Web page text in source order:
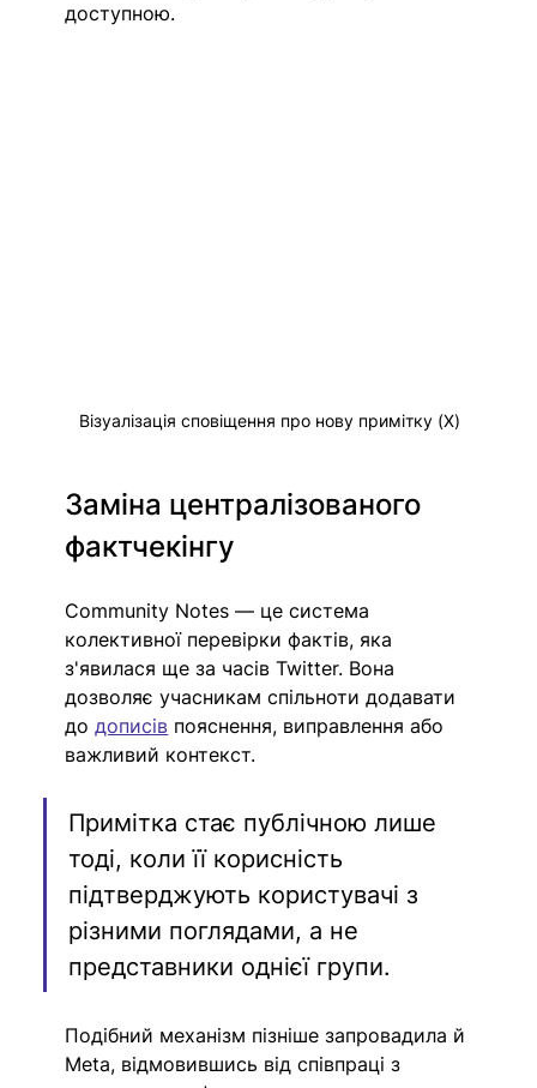
доступною.
Візуалізація сповіщення про нову примітку (X)
Заміна централізованого
фактчекінгу
Community Notes — це система
колективної перевірки фактів, яка
з'явилася ще за часів Twitter. Вона
дозволяє учасникам спільноти додавати
до дописів пояснення, виправлення або
важливий контекст.
Примітка стає публічною лише
тоді, коли її корисність
підтверджують користувачі з
різними поглядами, а не
представники однієї групи.
Подібний механізм пізніше запровадила й
Meta, відмовившись від співпраці з